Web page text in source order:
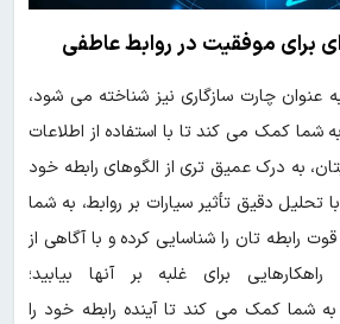
برای موفقیت در روابط عاطفی
عنوان چارت سازگاری نیز شناخته می شود،
شما کمک می کند تا با استفاده از اطلاعات
به درک عمیق تری از الگوهای رابطه خود
تحلیل دقیق تأثیر سیارات بر روابط، به شما
رابطه تان را شناسایی کرده و با آگاهی از
برای غلبه بر آنها بیابید؛
به شما کمک می کند تا آینده رابطه خود را